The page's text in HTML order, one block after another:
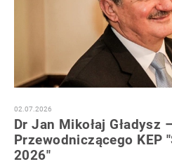
02.07.2026
Dr Jan Mikołaj Gładysz
Przewodniczącego KEP
2026"